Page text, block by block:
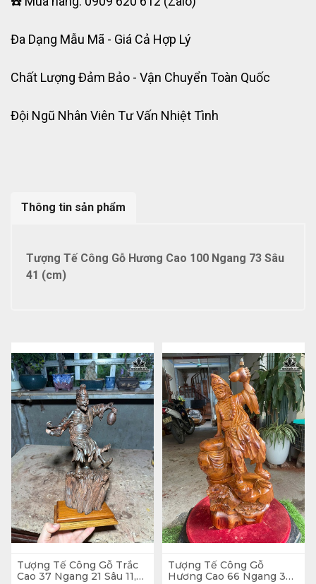
Đa Dạng Mẫu Mã - Giá Cả Hợp Lý
Chất Lượng Đảm Bảo - Vận Chuyển Toàn Quốc
Đội Ngũ Nhân Viên Tư Vấn Nhiệt Tình
Thông tin sản phẩm
Tượng Tế Công Gỗ Hương Cao 100 Ngang 73 Sâu
41 (cm)
Tượng Tế Công Gỗ Trắc
Cao 37 Ngang 21 Sâu 11,5
Tượng Tế Công Gỗ
Hương Cao 66 Ngang 33